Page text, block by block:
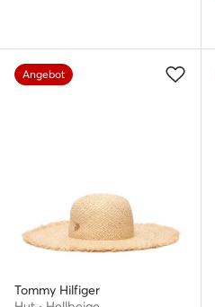
Angebot
Tommy Hilfiger